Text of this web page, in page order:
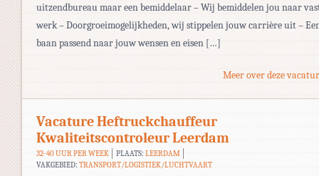
uitzendbureau maar een bemiddelaar – Wij bemiddelen jou naar
werk – Doorgroeimogelijkheden, wij stippelen jouw carrière uit –
baan passend naar jouw wensen en eisen […]
Meer over deze
Vacature Heftruckchauffeur
Kwaliteitscontroleur Leerdam
32-40 UUR PER WEEK PLAATS: LEERDAM
VAKGEBIED: TRANSPORT/LOGISTIEK/LUCHTVAART